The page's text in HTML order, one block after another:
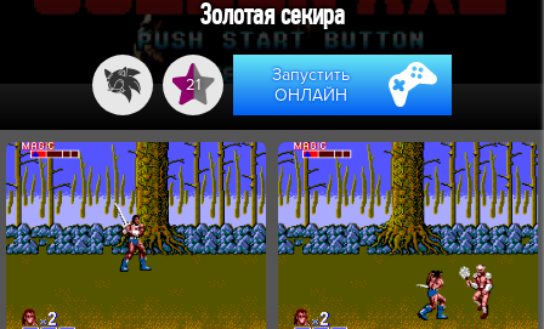
Золотая секира
21
Запустить
ОНЛАЙН